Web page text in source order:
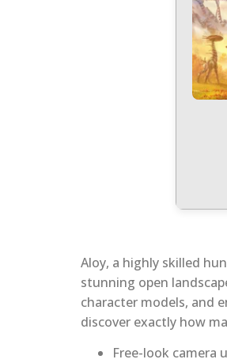
Aloy, a highly skilled
stunning open
character models, and
discover exactly how
Free-look